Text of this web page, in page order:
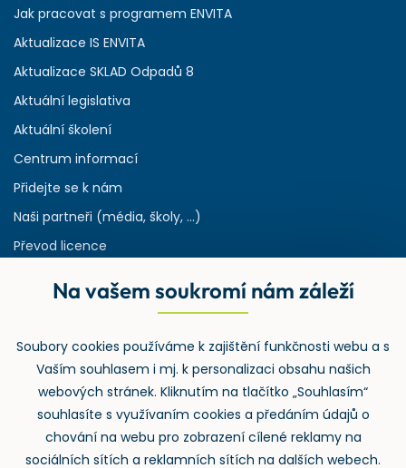
Jak pracovat s programem ENVITA
Aktualizace IS ENVITA
Aktualizace SKLAD Odpadů 8
Aktuální legislativa
Aktuální školení
Centrum informací
Přidejte se k nám
Naši partneři (média, školy, ...)
Převod licence
Rejstřík používaných zkratek v odpadech
Zpětný odběr
Na vašem soukromí nám záleží
Soubory cookies používáme k zajištění funkčnosti webu a s
Vaším souhlasem i mj. k personalizaci obsahu našich
webových stránek. Kliknutím na tlačítko „Souhlasím“
souhlasíte s využívaním cookies a předáním údajů o
chování na webu pro zobrazení cílené reklamy na
sociálních sítích a reklamních sítích na dalších webech.